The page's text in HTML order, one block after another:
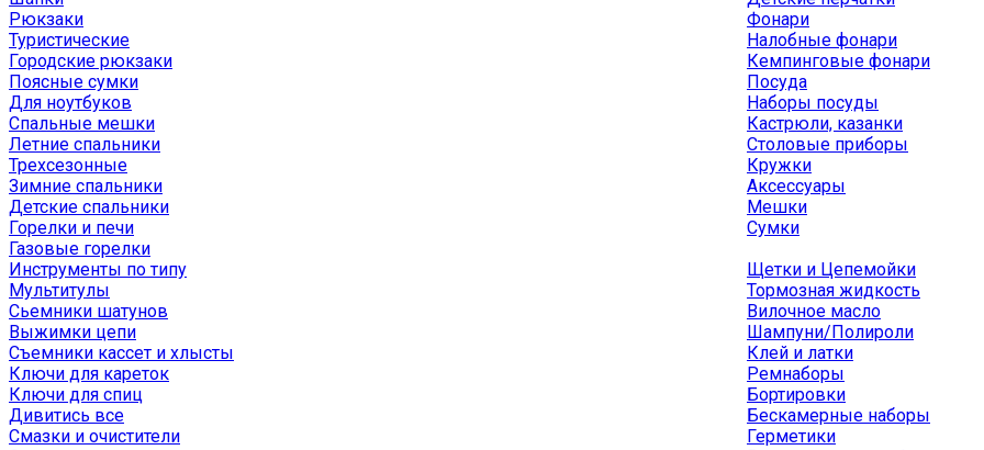
Рюкзаки
Туристические
Городские рюкзаки
Поясные сумки
Для ноутбуков
Спальные мешки
Летние спальники
Трехсезонные
Зимние спальники
Детские спальники
Горелки и печи
Газовые горелки
Фонари
Налобные фонари
Кемпинговые фонари
Посуда
Наборы посуды
Кастрюли, казанки
Столовые приборы
Кружки
Аксессуары
Мешки
Сумки
Инструменты по типу
Мультитулы
Сьемники шатунов
Выжимки цепи
Съемники кассет и хлысты
Ключи для кареток
Ключи для спиц
Дивитись все
Смазки и очистители
Щетки и Цепемойки
Тормозная жидкость
Вилочное масло
Шампуни/Полироли
Клей и латки
Ремнаборы
Бортировки
Бескамерные наборы
Герметики